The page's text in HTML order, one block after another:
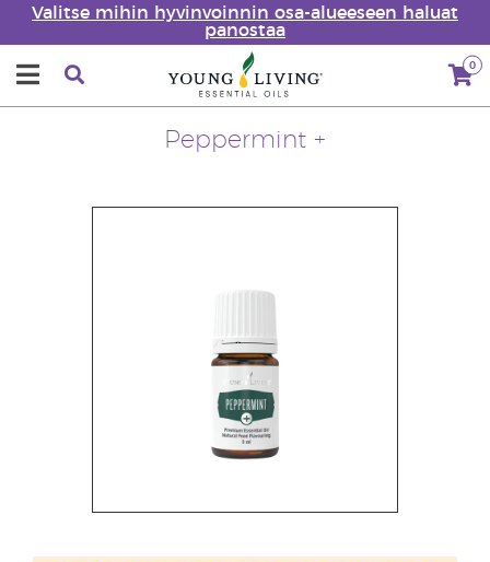
Valitse mihin hyvinvoinnin osa-alueeseen haluat
panostaa
0
Peppermint +